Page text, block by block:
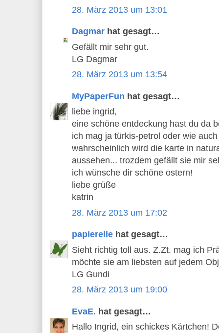
28. März 2013 um 13:01
Dagmar hat gesagt…
Gefällt mir sehr gut.
LG Dagmar
28. März 2013 um 13:54
MyPaperFun hat gesagt…
liebe ingrid,
eine schöne entdeckung hast du da
ich mag ja türkis-petrol oder wie
wahrscheinlich wird die karte in
aussehen... trozdem gefällt sie mir
ich wünsche dir schöne ostern!
liebe grüße
katrin
28. März 2013 um 17:02
papierelle hat gesagt…
Sieht richtig toll aus. Z.Zt. mag ich
möchte sie am liebsten auf jedem
LG Gundi
28. März 2013 um 19:00
EvaE. hat gesagt…
Hallo Ingrid, ein schickes Kärtchen!